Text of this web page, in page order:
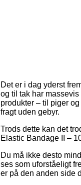
Det er i dag yderst
og til tak har
produkter – til piger
fragt uden gebyr.
Trods dette kan det
Elastic Bandage II –
Du må ikke desto
ses som uforståeligt
er på den anden side